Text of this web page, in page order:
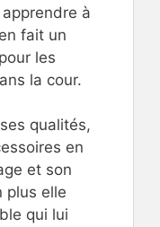
à
fait un
les
la cour.
qualités,
en
et son
plus elle
qui lui